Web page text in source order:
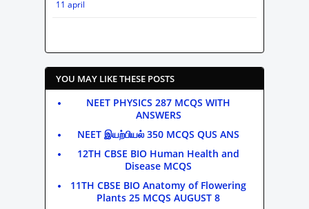
11 april
YOU MAY LIKE THESE POSTS
NEET PHYSICS 287 MCQS WITH
ANSWERS
NEET இயற்பியல் 350 MCQS QUS ANS
12TH CBSE BIO Human Health and
Disease MCQS
11TH CBSE BIO Anatomy of Flowering
Plants 25 MCQS AUGUST 8